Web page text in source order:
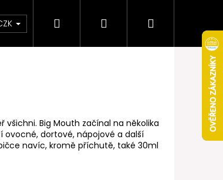
podmínky Věrnostní program
Hledat PřihlášeníNákupní
Big Mouth začínal na několika
ovocné, dortové, nápojové a další
navíc, kromě příchutě, také 30ml